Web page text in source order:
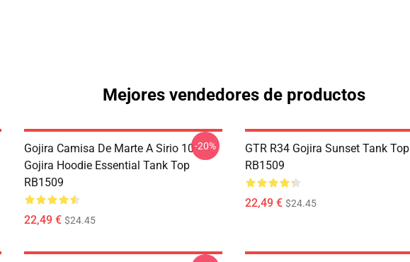
Mejores vendedores de productos
Gojira Camisa De Marte A Sirio 10
Gojira Hoodie Essential Tank Top
RB1509
22,49 € $24.45
-20%
GTR R34 Gojira Sunset Tank Top
RB1509
22,49 € $24.45